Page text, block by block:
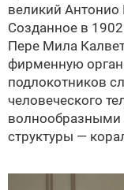
великий Антонио
Созданное в 1902
Пере Мила
фирменную
подлокотников
человеческого
структуры —